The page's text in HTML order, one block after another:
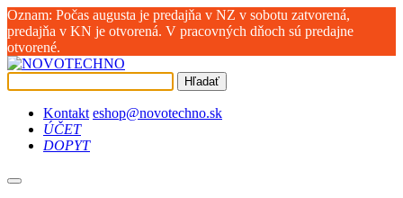
Oznam: Počas augusta je predajňa v NZ v sobotu zatvorená,
predajňa v KN je otvorená. V pracovných dňoch sú predajne
otvorené.
Hľadať
Kontakt eshop@novotechno.sk
ÚČET
DOPYT